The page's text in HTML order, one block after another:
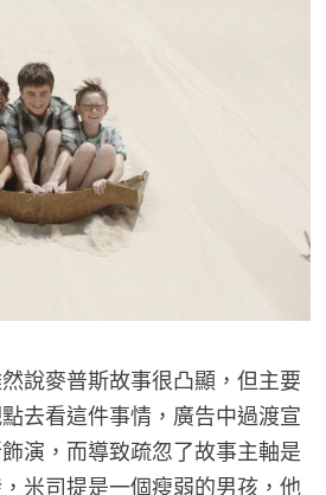
說麥普斯故事很凸顯，但主要
去看這件事情，廣告中過渡宣
演，而導致疏忽了故事主軸是
米司提是一個瘦弱的男孩，他